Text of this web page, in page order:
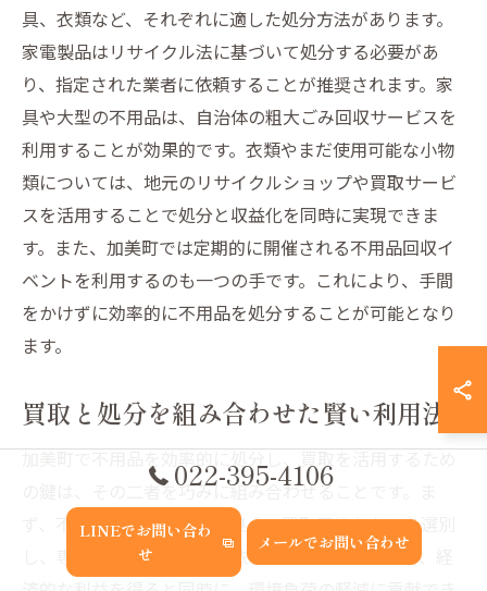
具、衣類など、それぞれに適した処分方法があります。
家電製品はリサイクル法に基づいて処分する必要があ
り、指定された業者に依頼することが推奨されます。家
具や大型の不用品は、自治体の粗大ごみ回収サービスを
利用することが効果的です。衣類やまだ使用可能な小物
類については、地元のリサイクルショップや買取サービ
スを活用することで処分と収益化を同時に実現できま
す。また、加美町では定期的に開催される不用品回収イ
ベントを利用するのも一つの手です。これにより、手間
をかけずに効率的に不用品を処分することが可能となり
ます。
買取と処分を組み合わせた賢い利用法
加美町で不用品を効率的に処分し、買取を活用するため
の鍵は、その二者を巧みに組み合わせることです。ま
ず、不要品の中から状態が良く、買取可能なものを選別
し、専門業者に見積もりを依頼します。これにより、経
022-395-4106
LINEでお問い合わ
せ
メールでお問い合わせ